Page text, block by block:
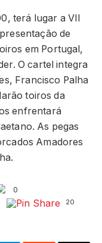
terá lugar a VII
de
em Portugal,
O cartel integra
Francisco Palha
toiros da
enfrentará
As pegas
Amadores
0
20